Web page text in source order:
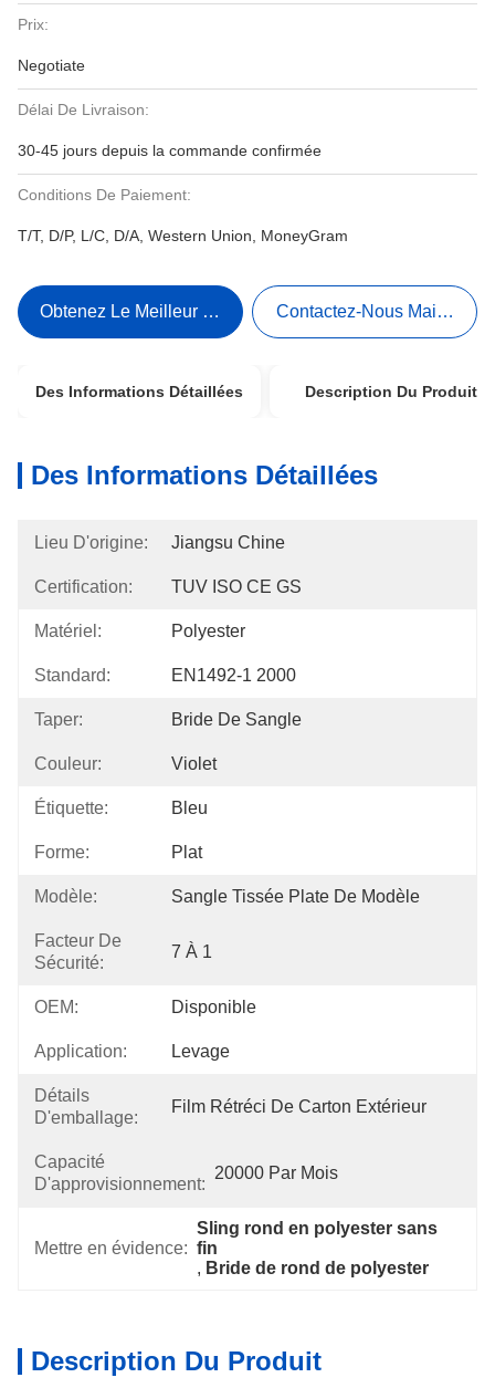
Prix:
Negotiate
Délai De Livraison:
30-45 jours depuis la commande confirmée
Conditions De Paiement:
T/T, D/P, L/C, D/A, Western Union, MoneyGram
Obtenez Le Meilleur Prix Contactez-Nous Maintenant
Des Informations Détaillées Description Du Produit
Des Informations Détaillées
Lieu D'origine: Jiangsu Chine
Certification: TUV ISO CE GS
Matériel: Polyester
Standard: EN1492-1 2000
Taper: Bride De Sangle
Couleur: Violet
Étiquette: Bleu
Forme: Plat
Modèle: Sangle Tissée Plate De Modèle
Facteur De
Sécurité:
7 À 1
OEM: Disponible
Application: Levage
Détails
D'emballage:
Film Rétréci De Carton Extérieur
Capacité
D'approvisionnement:
20000 Par Mois
Mettre en évidence:
Sling rond en polyester sans
fin
, Bride de rond de polyester
Description Du Produit